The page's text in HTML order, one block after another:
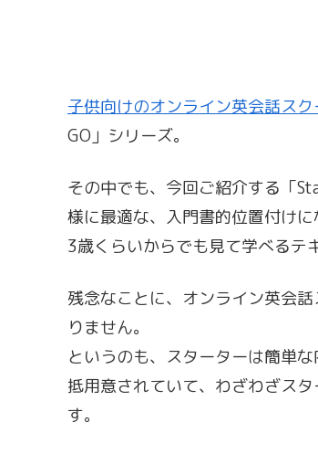
子供向けのオンライン英会話ス
GO」シリーズ。
その中でも、今回ご紹介する「
様に最適な、入門書的位置付けに
3歳くらいからでも見て学べるテ
残念なことに、オンライン英会
りません。
というのも、スターターは簡単
抵用意されていて、わざわざス
す。